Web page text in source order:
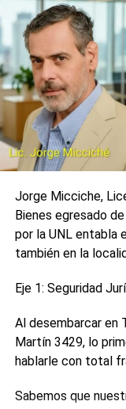
SIGUIENTE
Con la llegada
campaña de
NO TE PIERDAS
Perotti: «Santa
de 1.150.00
Jorge Micciche,
Bienes egresado
por la UNL entabla
también en la
Eje 1: Seguridad
Al desembarcar en
Martín 3429, lo
hablarle con total
Sabemos que